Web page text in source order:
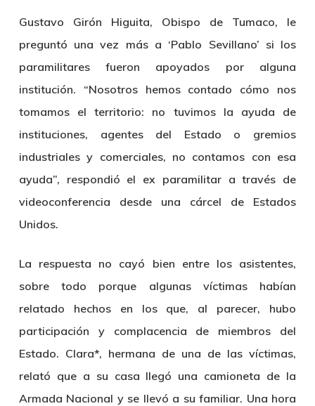
Gustavo Girón Higuita, Obispo de Tumaco, le
preguntó una vez más a ‘Pablo Sevillano’ si los
paramilitares fueron apoyados por alguna
institución. “Nosotros hemos contado cómo nos
tomamos el territorio: no tuvimos la ayuda de
instituciones, agentes del Estado o gremios
industriales y comerciales, no contamos con esa
ayuda”, respondió el ex paramilitar a través de
videoconferencia desde una cárcel de Estados
Unidos.
La respuesta no cayó bien entre los asistentes,
sobre todo porque algunas víctimas habían
relatado hechos en los que, al parecer, hubo
participación y complacencia de miembros del
Estado. Clara*, hermana de una de las víctimas,
relató que a su casa llegó una camioneta de la
Armada Nacional y se llevó a su familiar. Una hora